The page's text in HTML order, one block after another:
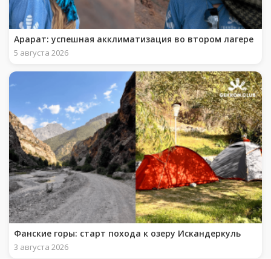
Арарат: успешная акклиматизация во втором лагере
5 августа 2026
Фанские горы: старт похода к озеру Искандеркуль
3 августа 2026